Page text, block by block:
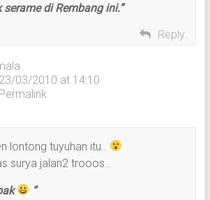
di Rembang ini.”
Reply
23/03/2010 at 14:10
Permalink
lontong tuyuhan itu..
surya jalan2 trooos..
“